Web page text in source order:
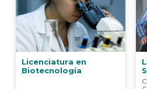
Licenciatura en
Biotecnología